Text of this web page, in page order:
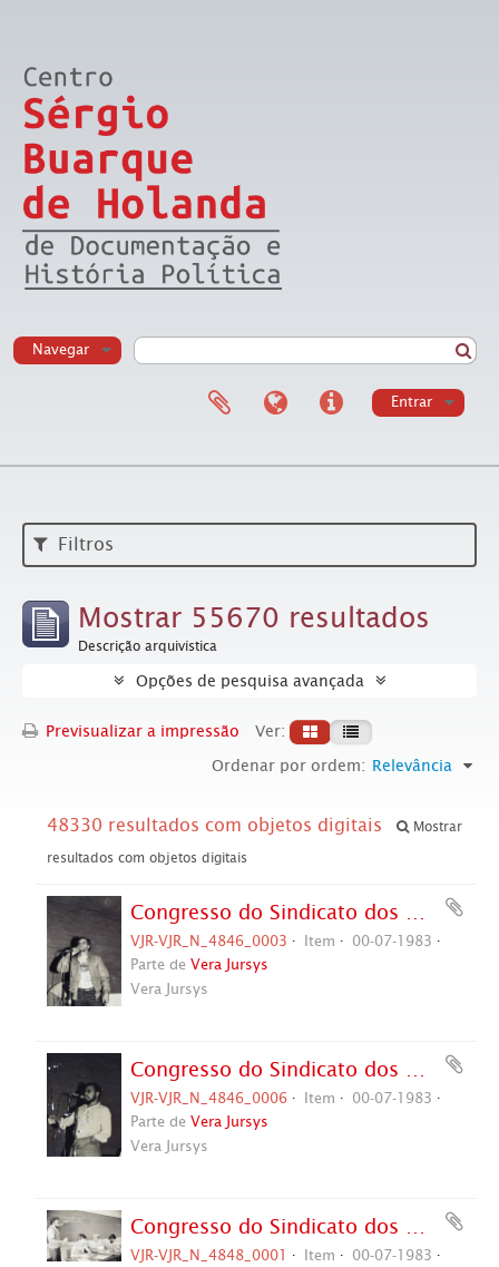
Navegar
Entrar
Filtros
Mostrar 55670 resultados
Descrição arquivística
Opções de pesquisa avançada
Previsualizar a impressão
Ver:
Ordenar por ordem: Relevância
48330 resultados com objetos digitais
Mostrar
resultados com objetos digitais
Congresso do Sindicato dos Metalúrgicos de São Bernardo e Diadema, 4º (São Bernardo do Campo-SP, 01-10 jul. 1983). Crédito: Vera Jursys
VJR-VJR_N_4846_0003 Item
00-07-1983
Parte deVera Jursys
Vera Jursys
Congresso do Sindicato dos Metalúrgicos de São Bernardo e Diadema, 4º (São Bernardo do Campo-SP, 01-10 jul. 1983). Crédito: Vera Jursys
VJR-VJR_N_4846_0006 Item
00-07-1983
Parte deVera Jursys
Vera Jursys
Congresso do Sindicato dos Metalúrgicos de São Bernardo e Diadema, 4º (São Bernardo do Campo-SP, 01-10 jul. 1983). Crédito: Vera Jursys
VJR-VJR_N_4848_0001 Item
00-07-1983